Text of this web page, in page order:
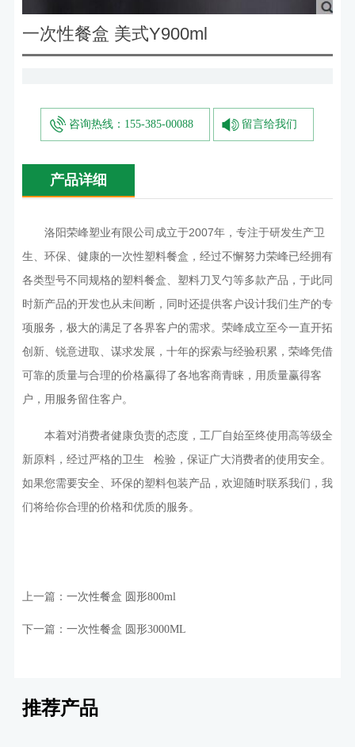
一次性餐盒 美式Y900ml
咨询热线：155-385-00088 留言给我们
产品详细
洛阳荣峰塑业有限公司成立于2007年，专注于研发生产卫
生、环保、健康的一次性塑料餐盒，经过不懈努力荣峰已经拥有
各类型号不同规格的塑料餐盒、塑料刀叉勺等多款产品，于此同
时新产品的开发也从未间断，同时还提供客户设计我们生产的专
项服务，极大的满足了各界客户的需求。荣峰成立至今一直开拓
创新、锐意进取、谋求发展，十年的探索与经验积累，荣峰凭借
可靠的质量与合理的价格赢得了各地客商青睐，用质量赢得客
户，用服务留住客户。
本着对消费者健康负责的态度，工厂自始至终使用高等级全
新原料，经过严格的卫生 检验，保证广大消费者的使用安全。
如果您需要安全、环保的塑料包装产品，欢迎随时联系我们，我
们将给你合理的价格和优质的服务。
上一篇： 一次性餐盒 圆形800ml
下一篇： 一次性餐盒 圆形3000ML
推荐产品